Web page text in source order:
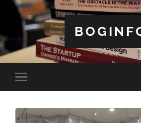
Toggle
mobile